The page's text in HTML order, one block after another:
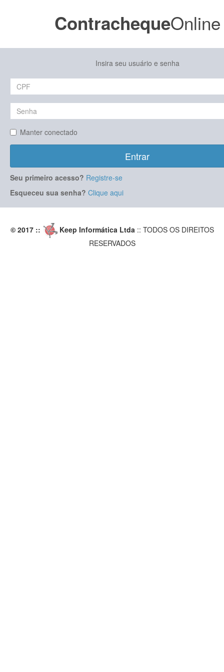
ContrachequeOnline
Insira seu usuário e senha
Manter conectado
Entrar
Seu primeiro acesso? Registre-se
Esqueceu sua senha? Clique aqui
© 2017 :: Keep Informática Ltda:: TODOS OS DIREITOS
RESERVADOS